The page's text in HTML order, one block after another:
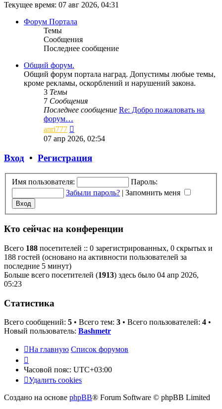
Текущее время: 07 авг 2026, 04:31
Форум Портала
Темы
Сообщения
Последнее сообщение
Общий форум.
Общий форум портала наград. Допустимы любые темы,
кроме рекламы, оскорблений и нарушений закона.
3 Темы
7 Сообщения
Последнее сообщение Re: Добро пожаловать на
форум…
anri777
к
07 апр 2026, 02:54
Вход • Регистрация
Имя пользователя:
Пароль:
Забыли пароль? | Запомнить меня
Кто сейчас на конференции
Всего 188 посетителей :: 0 зарегистрированных, 0 скрытых и
188 гостей (основано на активности пользователей за
последние 5 минут)
Больше всего посетителей (1913) здесь было 04 апр 2026,
05:23
Статистика
Всего сообщений: 5 • Всего тем: 3 • Всего пользователей: 4 •
Новый пользователь: Bashmetr
На главную Список форумов
Часовой пояс: UTC+03:00
Удалить cookies
Создано на основе phpBB® Forum Software © phpBB Limited